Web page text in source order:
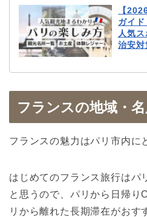
【
ガイ
人気
治安対
フランスの地域・
フランスの魅力はパリ市内に
はじめてのフランス旅行はパ
と思うので、パリから日帰り
リから離れた長期滞在がおす
【最新版
当サイ